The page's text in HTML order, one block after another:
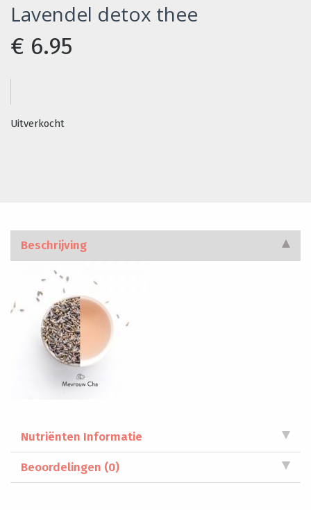
Lavendel detox thee
€ 6.95
Uitverkocht
Beschrijving
Nutriënten Informatie
Beoordelingen (0)